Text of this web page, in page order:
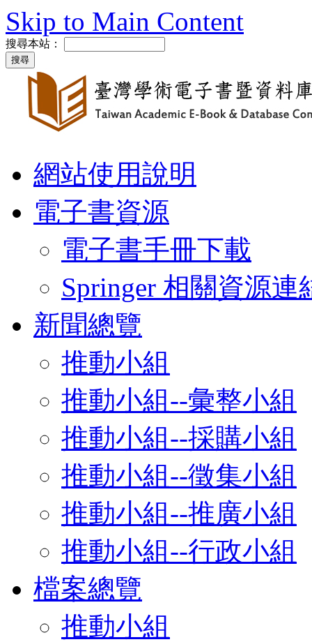
Skip to Main Content
搜尋本站：
網站使用說明
電子書資源
電子書手冊下載
Springer 相關資源連
新聞總覽
推動小組
推動小組--彙整小組
推動小組--採購小組
推動小組--徵集小組
推動小組--推廣小組
推動小組--行政小組
檔案總覽
推動小組